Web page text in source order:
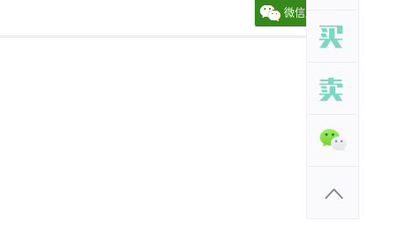
微信朋友圈